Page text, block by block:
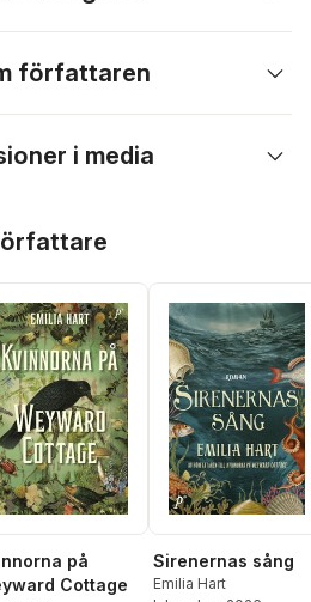
författaren
i media
på
Cottage
Sirenernas sång
Emilia Hart